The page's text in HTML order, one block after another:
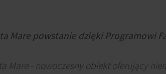
Mare powstanie dzięki Programowi
Mare - nowoczesny obiekt oferujący